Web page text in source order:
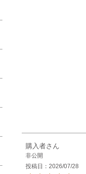
購入者
非公開
投稿日
2026/07/28